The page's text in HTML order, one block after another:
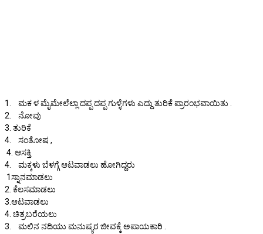
1. ಮಕ ಳ ಮೈಮೇಲೆಲ್ಲಾ ದಪ್ಪ ದಪ್ಪ ಗುಳ್ಳೆಗಳು ಎದ್ದು ತುರಿಕೆ ಪ್ರಾರಂಭವಾಯಿತು .
2. ನೋವು
3. ತುರಿಕೆ
4. ಸಂತೋಷ ,
4. ಆಸಕ್ತಿ
4. ಮಕ್ಕಳು ಬೆಳಗ್ಗೆ ಆಟವಾಡಲು ಹೋಗಿದ್ದರು
1ಸ್ನಾನಮಾಡಲು
2. ಕೆಲಸಮಾಡಲು
3.ಆಟವಾಡಲು
4. ಚಿತ್ರಬರೆಯಲು
3. ಮಲಿನ ನದಿಯು ಮನುಷ್ಯರ ಜೀವಕ್ಕೆ ಅಪಾಯಕಾರಿ .